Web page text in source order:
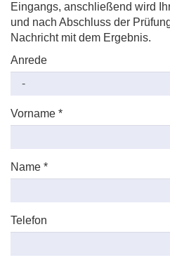
Eingangs, anschließend wird
und nach Abschluss der
Nachricht mit dem Ergebnis.
Anrede
Vorname *
Name *
Telefon